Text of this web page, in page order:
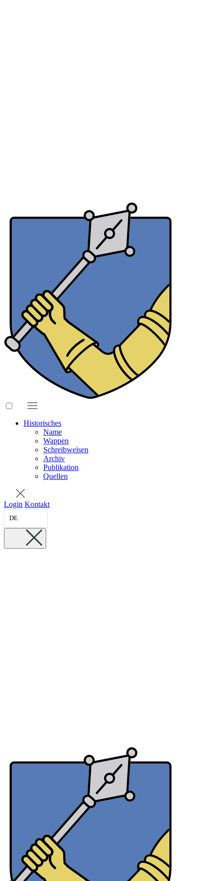
Historisches
Name
Wappen
Schreibweisen
Archiv
Publikation
Quellen
Login Kontakt
DE